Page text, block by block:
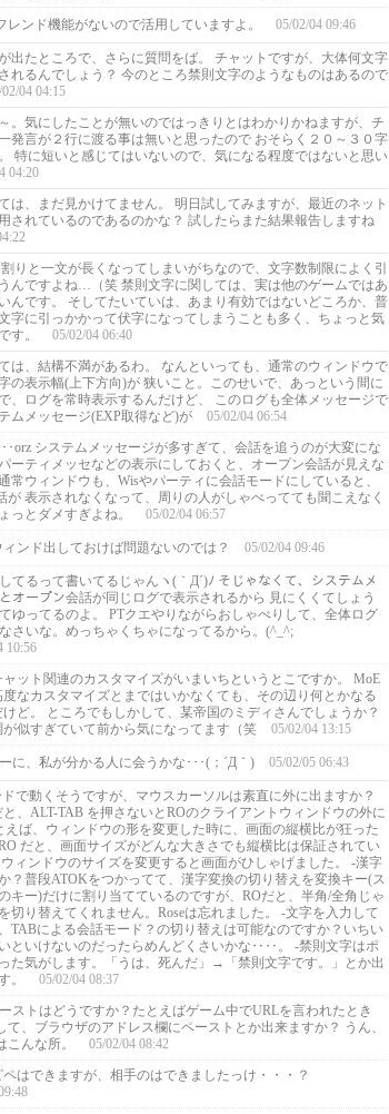
レンド機能がないので活用していますよ。 05/02/04 09:46
出たところで、さらに質問をば。 チャットですが、大体何文字
れるんでしょう？ 今のところ禁則文字のようなものはあるので
04 04:15
。気にしたことが無いのではっきりとはわかりかねますが、チ
発言が２行に渡る事は無いと思ったので おそらく２０～３０字
特に短いと感じてはいないので、気になる程度ではないと思い
04:20
は、まだ見かけてません。 明日試してみますが、最近のネット
されているのであるのかな？ 試したらまた結果報告しますね
りと一文が長くなってしまいがちなので、文字数制限によく引
んですよね…（笑 禁則文字に関しては、実は他のゲームではあ
んです。 そしてたいていは、あまり有効ではないどころか、普
字に引っかかって伏字になってしまうことも多く、ちょっと気
す。
05/02/04 06:40
は、結構不満があるわ。 なんといっても、通常のウィンドウで
の表示幅(上下方向)が 狭いこと。このせいで、あっという間に
、ログを常時表示するんだけど、 このログも全体メッセージで
ムメッセージ(EXP取得など)が
05/02/04 06:54
･orz システムメッセージが多すぎて、会話を追うのが大変にな
ーティメッセなどの表示にしておくと、オープン会話が見えな
常ウィンドウも、Wisやパーティに会話モードにしていると、
が 表示されなくなって、周りの人がしゃべってても聞こえなく
っとダメすぎよね。
05/02/04 06:57
ンド出しておけば問題ないのでは？ 05/02/04 09:46
てるって書いてるじゃんヽ(｀Д´)ﾉ そじゃなくて、システムメ
オープン会話が同じログで表示されるから 見にくくてしょう
ゆってるのよ。 PTクエやりながらおしゃべりして、全体ログ
さいな。めっちゃくちゃになってるから。(^_^;
10:56
ット関連のカスタマイズがいまいちというとこですか。 MoE
なカスタマイズとまではいかなくても、その辺り何とかなる
けど。 ところでもしかして、某帝国のミディさんでしょうか？
似すぎていて前から気になってます（笑
05/02/04 13:15
に、私が分かる人に会うかな･･･(；´Д｀) 05/02/05 06:43
で動くそうですが、マウスカーソルは素直に外に出ますか？
、ALT-TAB を押さないとROのクライアントウィンドウの外に
えば、ウィンドウの形を変更した時に、画面の縦横比が狂った
だと、画面サイズがどんな大きさでも縦横比は保証されてい
ウィンドウのサイズを変更すると画面がひしゃげました。 -漢字
？普段ATOKをつかってて、漢字変換の切り替えを変換キー(ス
キー)だけに割り当てているのですが、ROだと、半角/全角じゃ
切り替えてくれません。Roseは忘れました。 -文字を入力して
TABによる会話モード？の切り替えは可能なのですか？いちい
といけないのだったらめんどくさいかな‥‥。 -禁則文字はポ
た気がします。「うは、死んだ」→「禁則文字です。」とか出
。
05/02/04 08:37
ストはどうですか？たとえばゲーム中でURLを言われたとき
て、ブラウザのアドレス欄にペーストとか出来ますか？ うん、
こんな所。
05/02/04 08:42
ペはできますが、相手のはできましたっけ・・・？